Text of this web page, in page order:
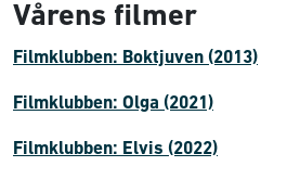
Vårens filmer
Filmklubben: Boktjuven (2013)
Filmklubben: Olga (2021)
Filmklubben: Elvis (2022)